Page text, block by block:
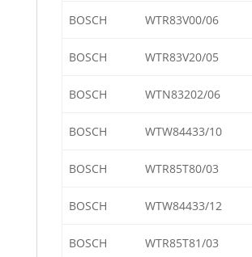
BOSCH WTR83V00/06
BOSCH WTR83V20/05
BOSCH WTN83202/06
BOSCH WTW84433/10
BOSCH WTR85T80/03
BOSCH WTW84433/12
BOSCH WTR85T81/03